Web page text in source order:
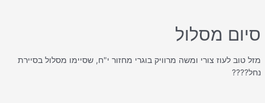
סיום מסלול
מזל טוב לעוז צורי ומשה מרוויק בוגרי מחזור י"ח, שסיימו מסלול בסיירת
נחל????